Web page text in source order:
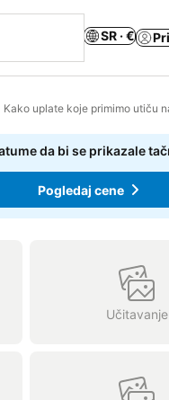
SR · €
Kako uplate koje primimo utiču
da bi se prikazale
Pogledaj cene
Učitavanje